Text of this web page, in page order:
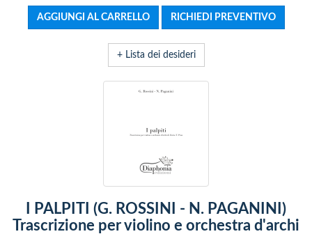
+ Lista dei desideri
I PALPITI (G. ROSSINI - N. PAGANINI)
Trascrizione per violino e orchestra d'archi